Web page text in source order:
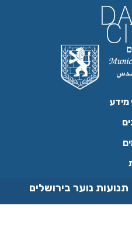
מידע
תנועות נוער בירושלים